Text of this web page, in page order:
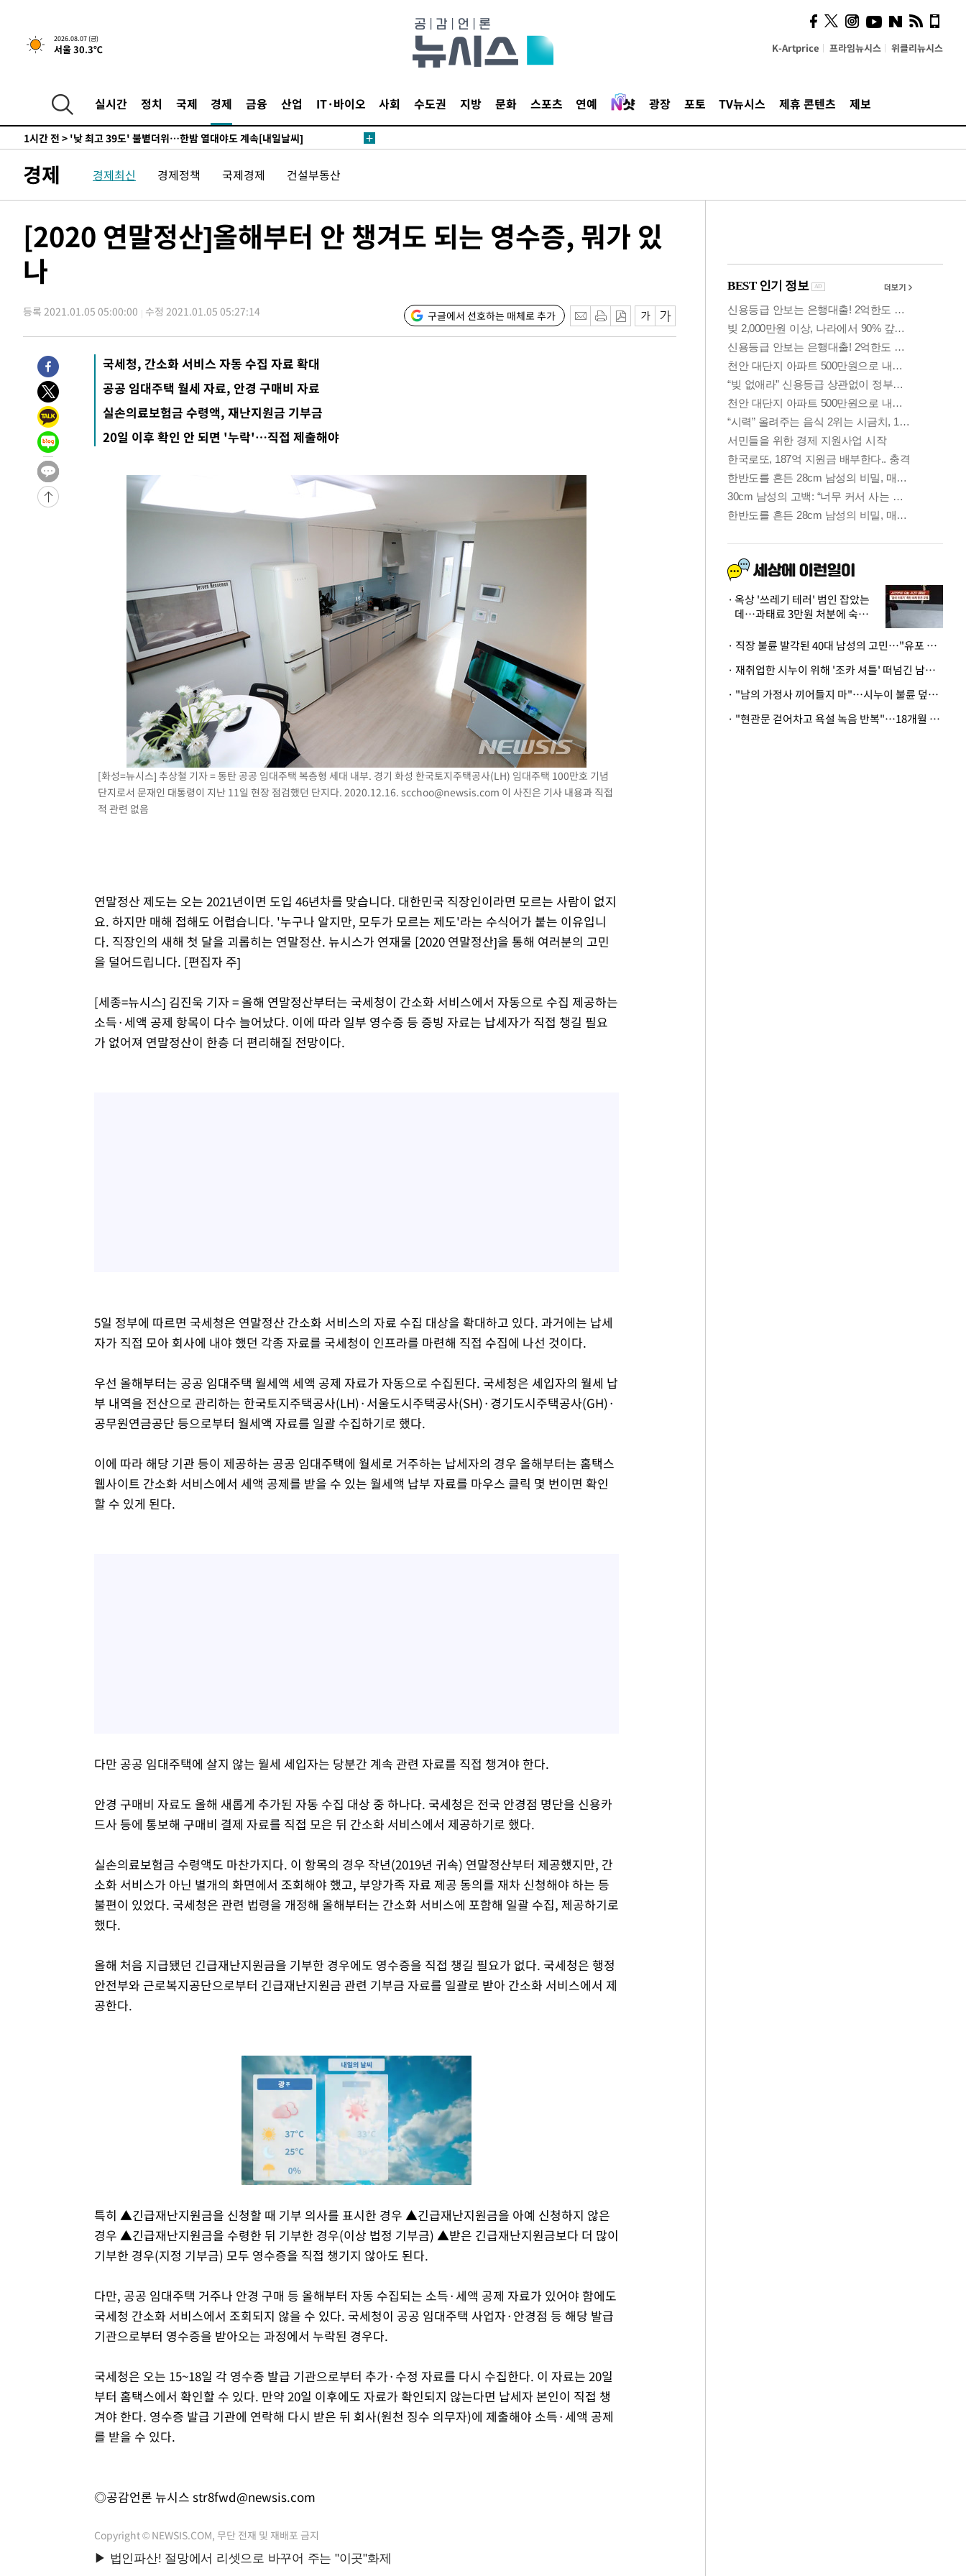
2026.08.07 (금)
서울 30.3℃ K-Artprice 프라임뉴시스 위클리뉴시스
실시간 정치 국제 경제 금융 산업 IT·바이오 사회 수도권 지방 문화 스포츠 연예 광장 포토 TV뉴시스 제휴 콘텐츠 제보
41분 전 >[속보]합참 "北 발사체는 단거리탄도미사일…감시·경계태세 강화"
1시간 전 >[속보]합참 "북, 동해상으로 미상 발사체 발사"
'낮 최고 39도' 불볕더위…한밤 열대야도 계속[내일날씨]
1시간 전 > [속보]7~9일 프로야구 3연전도 폭염 취소…11일 재개
1시간 전 >
'월드컵 탈락 후폭풍' 축구협회…초유의 압수수색에 '충격·당황'
1시간 전 >서울 낮 37.9도, 올여름 최고치 경신…영등포 순간 '40도'
[속보]종합특검, 대검 추가 압수수색…내란 중요임무종사 혐의
2시간 전 >[속보]코스닥, 800p 회복…0.26% 오른 801.67 마감
2시간 전 >
2시간 전 >
손흥민, 5경기 연속골 실패…LAFC는 승부차기 끝 과달라하라 격파
6시간 전 >내일까지 39도 '펄펄'…기상청 "태풍 지나며 폭염 잠시 꺾인다"
-14993초 전 >
'월드컵 탈락 후폭풍' 축구협회…11시간 걸린 초유의 압수수색(종
-14429초 전 >
[속보] 뉴욕증시, 혼조 출발…나스닥 0.3%↓, 다우 0.14%↑
-13222초 전 >
-11907초 전 >
경찰, '홍명보는 2순위' 결론냈던 스포츠윤리센터도 압수수색
41분 전 >
[속보]합참 "北 발사체는 단거리탄도미사일…감시·경계태세 강화"
45분 전 >
1시간 전 >
[속보] SKT, 에이닷 서비스 장애 발생…"원인 파악 중"
1시간 전 >
[속보]합참 "북, 동해상으로 미상 발사체 발사"
'낮 최고 39도' 불볕더위…한밤 열대야도 계속[내일날씨]
"韓 외환시장 개입 관측 배경엔 美의 대한국 무역적자 있어"
'월드컵 탈락 후폭풍' 축구협회…초유의 압수수색에 '충격·당황'
서울 낮 37.9도, 올여름 최고치 경신…영등포 순간 '40도'
[속보]종합특검, 대검 추가 압수수색…내란 중요임무종사 혐의
[속보]코스닥, 800p 회복…0.26% 오른 801.67 마감
[속보]코스피, 301.88포인트(4.58%) 내린 6296.38 마감
[속보]원·달러 환율, 0.7원 내린 1423.8원 마감
"여기 떨어졌다"…다누리, 스페이스X 로켓 달 충돌 흔적 포착
손흥민, 5경기 연속골 실패…LAFC는 승부차기 끝 과달라하라 격파
내일까지 39도 '펄펄'…기상청 "태풍 지나며 폭염 잠시 꺾인다"
경제 경제최신 경제정책 국제경제 건설부동산
[2020 연말정산]올해부터 안 챙겨도 되는 영수증, 뭐가 있
나
등록 2021.01.05 05:00:00 수정 2021.01.05 05:27:14 구글에서 선호하는 매체로 추가
국세청, 간소화 서비스 자동 수집 자료 확대
공공 임대주택 월세 자료, 안경 구매비 자료
실손의료보험금 수령액, 재난지원금 기부금
20일 이후 확인 안 되면 '누락'…직접 제출해야
[화성=뉴시스] 추상철 기자 = 동탄 공공 임대주택 복층형 세대 내부. 경기 화성 한국토지주택공사(LH) 임대주택 100만호 기념
단지로서 문재인 대통령이 지난 11일 현장 점검했던 단지다. 2020.12.16. scchoo@newsis.com 이 사진은 기사 내용과 직접
적 관련 없음
연말정산 제도는 오는 2021년이면 도입 46년차를 맞습니다. 대한민국 직장인이라면 모르는 사람이 없지
요. 하지만 매해 접해도 어렵습니다. '누구나 알지만, 모두가 모르는 제도'라는 수식어가 붙는 이유입니
다. 직장인의 새해 첫 달을 괴롭히는 연말정산. 뉴시스가 연재물 [2020 연말정산]을 통해 여러분의 고민
을 덜어드립니다. [편집자 주]
[세종=뉴시스] 김진욱 기자 = 올해 연말정산부터는 국세청이 간소화 서비스에서 자동으로 수집 제공하는
소득·세액 공제 항목이 다수 늘어났다. 이에 따라 일부 영수증 등 증빙 자료는 납세자가 직접 챙길 필요
가 없어져 연말정산이 한층 더 편리해질 전망이다.
5일 정부에 따르면 국세청은 연말정산 간소화 서비스의 자료 수집 대상을 확대하고 있다. 과거에는 납세
자가 직접 모아 회사에 내야 했던 각종 자료를 국세청이 인프라를 마련해 직접 수집에 나선 것이다.
우선 올해부터는 공공 임대주택 월세액 세액 공제 자료가 자동으로 수집된다. 국세청은 세입자의 월세 납
부 내역을 전산으로 관리하는 한국토지주택공사(LH)·서울도시주택공사(SH)·경기도시주택공사(GH)·
공무원연금공단 등으로부터 월세액 자료를 일괄 수집하기로 했다.
이에 따라 해당 기관 등이 제공하는 공공 임대주택에 월세로 거주하는 납세자의 경우 올해부터는 홈택스
웹사이트 간소화 서비스에서 세액 공제를 받을 수 있는 월세액 납부 자료를 마우스 클릭 몇 번이면 확인
할 수 있게 된다.
다만 공공 임대주택에 살지 않는 월세 세입자는 당분간 계속 관련 자료를 직접 챙겨야 한다.
안경 구매비 자료도 올해 새롭게 추가된 자동 수집 대상 중 하나다. 국세청은 전국 안경점 명단을 신용카
드사 등에 통보해 구매비 결제 자료를 직접 모은 뒤 간소화 서비스에서 제공하기로 했다.
실손의료보험금 수령액도 마찬가지다. 이 항목의 경우 작년(2019년 귀속) 연말정산부터 제공했지만, 간
소화 서비스가 아닌 별개의 화면에서 조회해야 했고, 부양가족 자료 제공 동의를 재차 신청해야 하는 등
불편이 있었다. 국세청은 관련 법령을 개정해 올해부터는 간소화 서비스에 포함해 일괄 수집, 제공하기로
했다.
올해 처음 지급됐던 긴급재난지원금을 기부한 경우에도 영수증을 직접 챙길 필요가 없다. 국세청은 행정
안전부와 근로복지공단으로부터 긴급재난지원금 관련 기부금 자료를 일괄로 받아 간소화 서비스에서 제
공한다.
Mute
특히 ▲긴급재난지원금을 신청할 때 기부 의사를 표시한 경우 ▲긴급재난지원금을 아예 신청하지 않은
경우 ▲긴급재난지원금을 수령한 뒤 기부한 경우(이상 법정 기부금) ▲받은 긴급재난지원금보다 더 많이
기부한 경우(지정 기부금) 모두 영수증을 직접 챙기지 않아도 된다.
다만, 공공 임대주택 거주나 안경 구매 등 올해부터 자동 수집되는 소득·세액 공제 자료가 있어야 함에도
국세청 간소화 서비스에서 조회되지 않을 수 있다. 국세청이 공공 임대주택 사업자·안경점 등 해당 발급
기관으로부터 영수증을 받아오는 과정에서 누락된 경우다.
국세청은 오는 15~18일 각 영수증 발급 기관으로부터 추가·수정 자료를 다시 수집한다. 이 자료는 20일
부터 홈택스에서 확인할 수 있다. 만약 20일 이후에도 자료가 확인되지 않는다면 납세자 본인이 직접 챙
겨야 한다. 영수증 발급 기관에 연락해 다시 받은 뒤 회사(원천 징수 의무자)에 제출해야 소득·세액 공제
를 받을 수 있다.
◎공감언론 뉴시스 str8fwd@newsis.com
Copyright © NEWSIS.COM, 무단 전재 및 재배포 금지
의견, 국토부·LH에 충실히
전달할 것"
옥상 '쓰레기 테러' 범인 잡았는
데…과태료 3만원 처분에 숙박업
· 직장 불륜 발각된 40대 남성의 고민…"유포 동료 명예훼손·협박죄 고소 가능할까"
· 재취업한 시누이 위해 '조카 셔틀' 떠넘긴 남편…아내 "난 못한다"
· "남의 가정사 끼어들지 마"…시누이 불륜 덮으려는 남편에 억울한 아내
· "현관문 걷어차고 욕설 녹음 반복"…18개월 아기 키우는 집 뒤흔든 '앞집의 비극'